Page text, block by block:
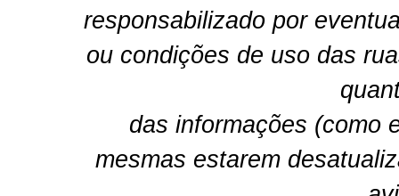
responsabilizado por
ou condições de uso das
das informações (como
mesmas estarem